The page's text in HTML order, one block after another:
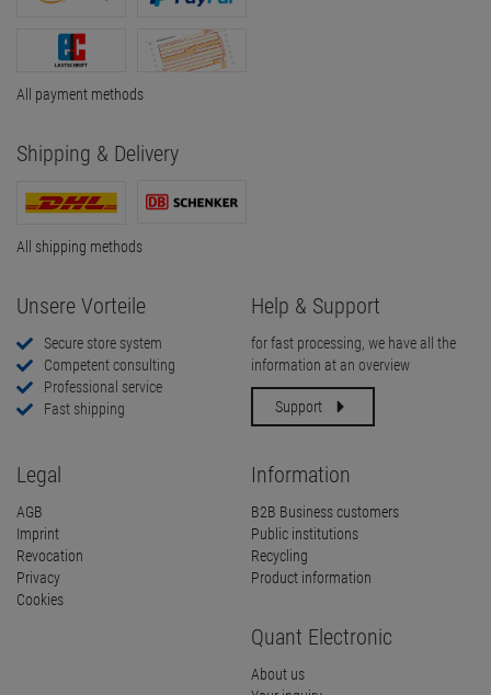
All payment methods
Shipping & Delivery
All shipping methods
Unsere Vorteile
Secure store system
Competent consulting
Professional service
Fast shipping
Help & Support
for fast processing, we have all the
information at an overview
Support
Legal
AGB
Imprint
Revocation
Privacy
Cookies
Information
B2B Business customers
Public institutions
Recycling
Product information
Quant Electronic
About us